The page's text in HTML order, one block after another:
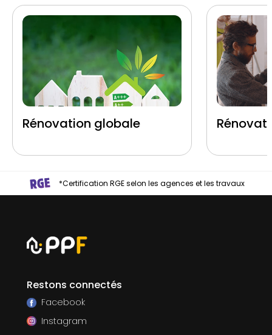
Rénovation globale
*Certification RGE selon les agences et les travaux
Restons connectés
Facebook
Instagram